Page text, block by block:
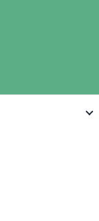
-永代供養墓版